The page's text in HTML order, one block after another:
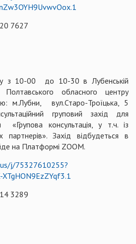
7627
з 10-00 до 10-30 в Лубенській
Полтавського обласного центру
м.Лубни, вул.Старо-Троїцька, 5
груповий захід для
«Групова консультація, у т.ч. із
партнерів». Захід відбудеться в
на Платформі ZOOM.
j/75327610255?
3289